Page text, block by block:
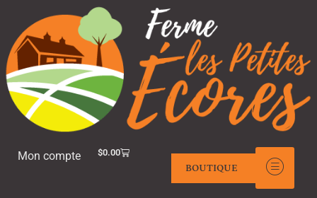
Mon compte $0.00
BOUTIQUE